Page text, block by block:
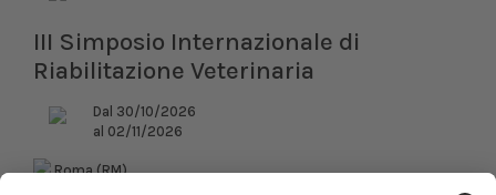
III Simposio Internazionale di
Riabilitazione Veterinaria
Dal 30/10/2026
al 02/11/2026
Roma (RM)